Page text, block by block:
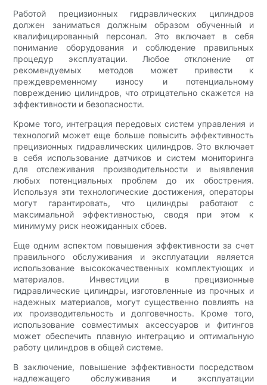
Работой прецизионных гидравлических цилиндров
должен заниматься должным образом обученный и
квалифицированный персонал. Это включает в себя
понимание оборудования и соблюдение правильных
процедур эксплуатации. Любое отклонение от
рекомендуемых методов может привести к
преждевременному износу и потенциальному
повреждению цилиндров, что отрицательно скажется на
эффективности и безопасности.
Кроме того, интеграция передовых систем управления и
технологий может еще больше повысить эффективность
прецизионных гидравлических цилиндров. Это включает
в себя использование датчиков и систем мониторинга
для отслеживания производительности и выявления
любых потенциальных проблем до их обострения.
Используя эти технологические достижения, операторы
могут гарантировать, что цилиндры работают с
максимальной эффективностью, сводя при этом к
минимуму риск неожиданных сбоев.
Еще одним аспектом повышения эффективности за счет
правильного обслуживания и эксплуатации является
использование высококачественных комплектующих и
материалов. Инвестиции в прецизионные
гидравлические цилиндры, изготовленные из прочных и
надежных материалов, могут существенно повлиять на
их производительность и долговечность. Кроме того,
использование совместимых аксессуаров и фитингов
может обеспечить плавную интеграцию и оптимальную
работу цилиндров в общей системе.
В заключение, повышение эффективности посредством
надлежащего обслуживания и эксплуатации